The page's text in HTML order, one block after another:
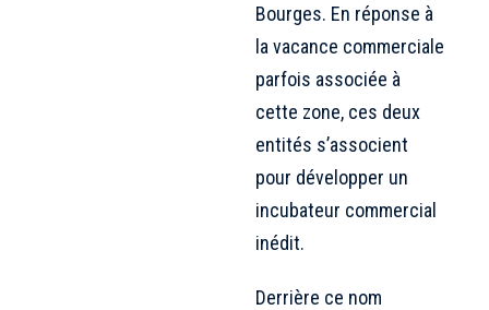
Bourges. En réponse à
la vacance commerciale
parfois associée à
cette zone, ces deux
entités s’associent
pour développer un
incubateur commercial
inédit.
Derrière ce nom